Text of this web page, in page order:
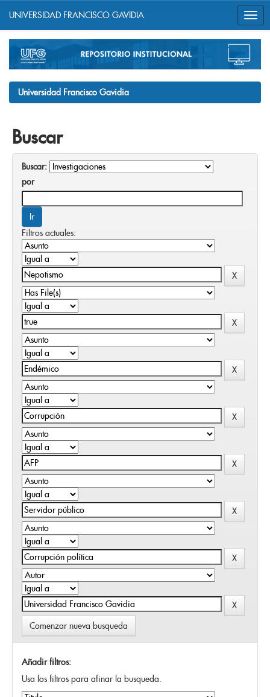
navigation
UNIVERSIDAD FRANCISCO GAVIDIA
Universidad Francisco Gavidia
Buscar
Buscar:
por
Filtros actuales:
Comenzar nueva busqueda
Añadir filtros:
Usa los filtros para afinar la busqueda.